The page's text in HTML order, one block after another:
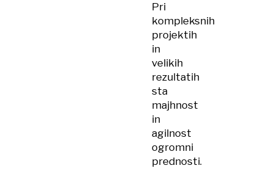
Pri
kompleksnih
projektih
in
velikih
rezultatih
sta
majhnost
in
agilnost
ogromni
prednosti.